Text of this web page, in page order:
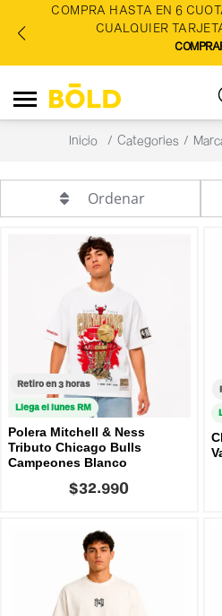
COMPRA HASTA EN 6
CUALQUIER
Inicio Categories
Ordenar
Retiro en 3 horas
Llega el lunes RM
Polera Mitchell & Ness
Tributo Chicago Bulls
Campeones Blanco
$32.990